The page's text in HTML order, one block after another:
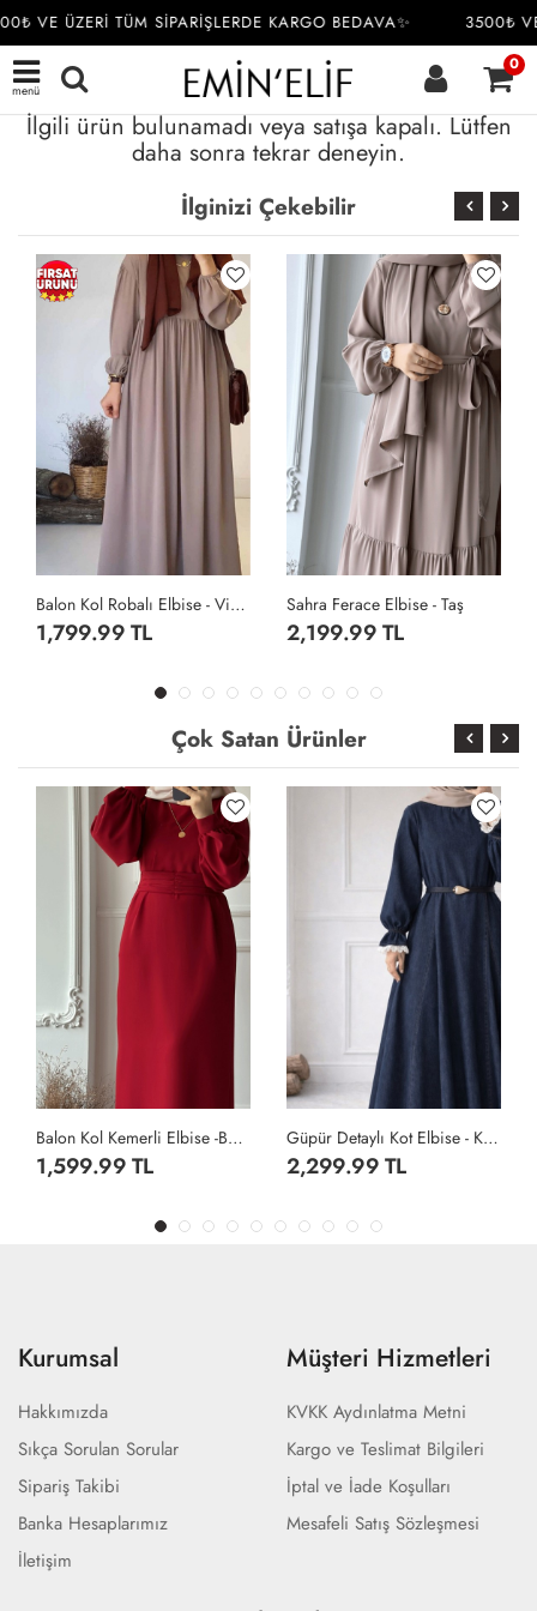
VE ÜZERİ TÜM SİPARİŞLERDE KARGO BEDAVA✨ 3500₺
menü
0
İlgili ürün bulunamadı veya satışa kapalı. Lütfen
daha sonra tekrar deneyin.
İlginizi Çekebilir
Sahra Ferace Elbise - Taş
2,199.99 TL 2,199.99 TL
Çok Satan Ürünler
Güpür Detaylı Kot Elbise - Koyu Lacivert
2,299.99 TL
Balon Kol Kemerli Elbise -Taş
1,599.99 TL
Kurumsal
Hakkımızda
Sıkça Sorulan Sorular
Sipariş Takibi
Banka Hesaplarımız
İletişim
Müşteri Hizmetleri
KVKK Aydınlatma Metni
Kargo ve Teslimat Bilgileri
İptal ve İade Koşulları
Mesafeli Satış Sözleşmesi